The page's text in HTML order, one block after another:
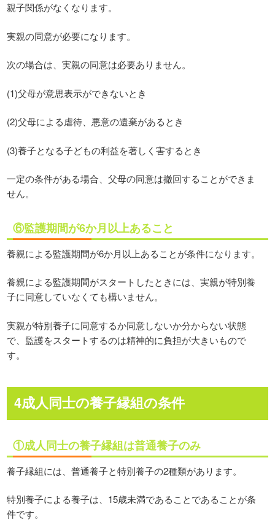
親子関係がなくなります。
実親の同意が必要になります。
次の場合は、実親の同意は必要ありません。
(1)父母が意思表示ができないとき
(2)父母による虐待、悪意の遺棄があるとき
(3)養子となる子どもの利益を著しく害するとき
一定の条件がある場合、父母の同意は撤回することができま
せん。
⑥監護期間が6か月以上あること
養親による監護期間が6か月以上あることが条件になります。
養親による監護期間がスタートしたときには、実親が特別養
子に同意していなくても構いません。
実親が特別養子に同意するか同意しないか分からない状態
で、監護をスタートするのは精神的に負担が大きいもので
す。
4成人同士の養子縁組の条件
①成人同士の養子縁組は普通養子のみ
養子縁組には、普通養子と特別養子の2種類があります。
特別養子による養子は、15歳未満であることであることが条
件です。